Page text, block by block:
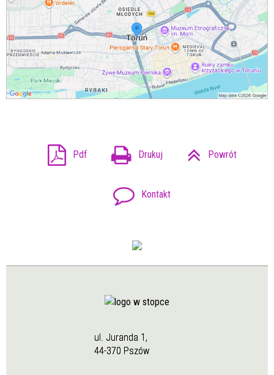
Pdf Drukuj Powrót
Kontakt
ul. Juranda 1,
44-370 Pszów